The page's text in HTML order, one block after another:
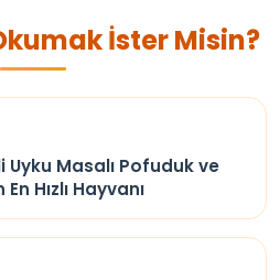
İster Misin?
Uyku Masalı Pofuduk ve
Hızlı Hayvanı